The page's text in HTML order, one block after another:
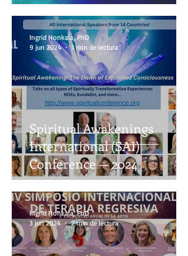
Spiritual Awakenings
International (SAI)
Conference — 2024
Ingrid Honkala, PhD
9 jun 2024
1 min de lectura
Ingrid Honkala, PhD
3 jun 2024
2 min de lectura